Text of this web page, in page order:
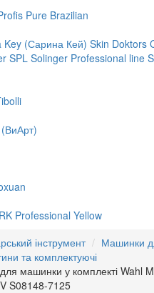
Pure Brazilian
Key (Сарина Кей) Skin Doktors
SPL Solinger Professional line
Professional Yellow
інструмент
Машинки
та комплектуючі
машинки у комплекті Wahl
S08148-7125